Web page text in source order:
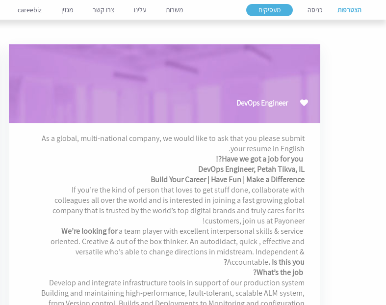
הצטרפות כניסה מעסיקים משרות עלינו צרו קשר מגזין careebiz
DevOps Engineer
As a global, multi-national company, we would like to ask that you please submit
your resume in English.
DevOps Engineer, Petah Tikva, IL
Build Your Career | Have Fun | Make a Difference
If you’re the kind of person that loves to get stuff done, collaborate with
colleagues all over the world and is interested in joining a fast growing global
company that is trusted by the world’s top digital brands and truly cares for its
customers, join us at Payoneer!
We’re looking fora team player with excellent interpersonal skills & service
oriented. Creative & out of the box thinker. An autodidact, quick , effective and
versatile who’s able to change directions in midstream. Independent &
Accountable. Is this you?
What’s the job?
Develop and integrate infrastructure tools in support of our production system
Building and maintaining high-performance, fault-tolerant, scalable ALM system,